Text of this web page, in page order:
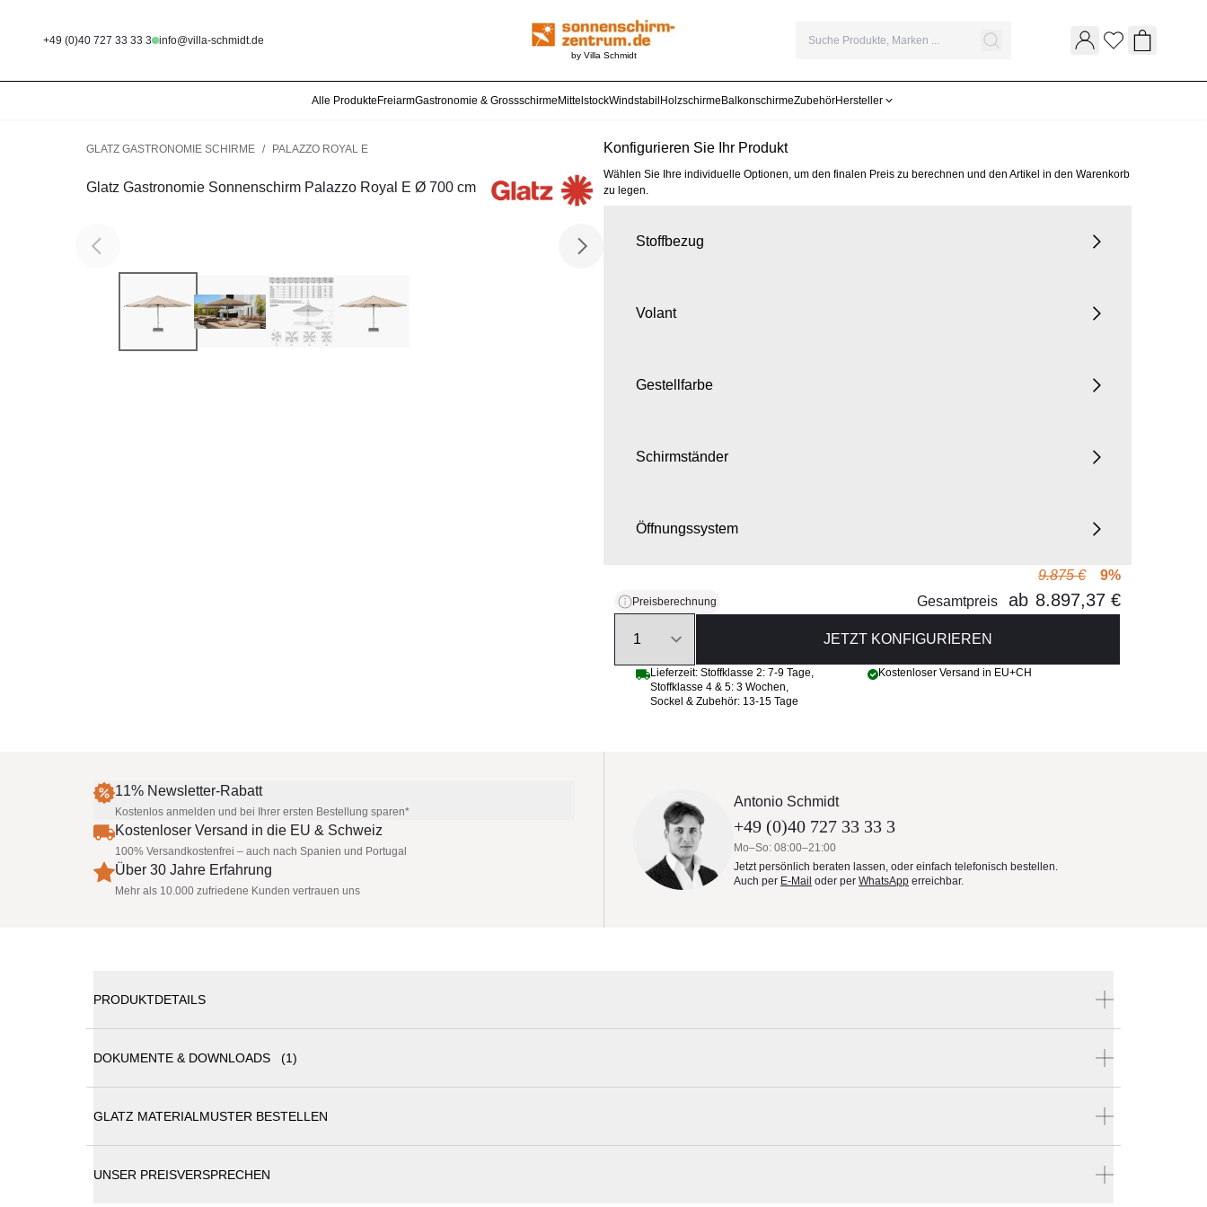
+49 (0)40 727 33 33 3 info@villa-schmidt.de
by Villa Schmidt
Wunschliste
Alle Produkte FreiarmGastronomie & Grossschirme MittelstockWindstabil Holzschirme BalkonschirmeZubehörHersteller
GLATZ GASTRONOMIE SCHIRME / PALAZZO ROYAL E
Glatz Gastronomie Sonnenschirm Palazzo Royal E Ø 700 cm
Konfigurieren Sie Ihr Produkt
Wählen Sie Ihre individuelle Optionen, um den finalen Preis zu berechnen und den Artikel in den Warenkorb
zu legen.
Stoffbezug
Volant
Gestellfarbe
Schirmständer
Öffnungssystem
Steuerung, Beleuchtung und Heizung (integriert)
Schutzhülle
Preisberechnung
9.875 €
9%
Gesamtpreis
ab 8.897,37 €
JETZT KONFIGURIEREN
Lieferzeit: Stoffklasse 2: 7-9 Tage,
Stoffklasse 4 & 5: 3 Wochen,
Sockel & Zubehör: 13-15 Tage
Kostenloser Versand in EU+CH
11% Newsletter-Rabatt
Kostenlos anmelden und bei Ihrer ersten Bestellung sparen*
Kostenloser Versand in die EU & Schweiz
100% Versandkostenfrei – auch nach Spanien und Portugal
Über 30 Jahre Erfahrung
Mehr als 10.000 zufriedene Kunden vertrauen uns
Antonio Schmidt
+49 (0)40 727 33 33 3
Mo–So: 08:00–21:00
Jetzt persönlich beraten lassen, oder einfach telefonisch bestellen.
Auch per E-Mail oder per WhatsApp erreichbar.
PRODUKTDETAILS
ist der King im Aussenbereich: Mit funkgesteuertem Motor lässt er sich mühelos öffnen und schliessen.
DOKUMENTE & DOWNLOADS (1)
GLATZ MATERIALMUSTER BESTELLEN
UNSER PREISVERSPRECHEN